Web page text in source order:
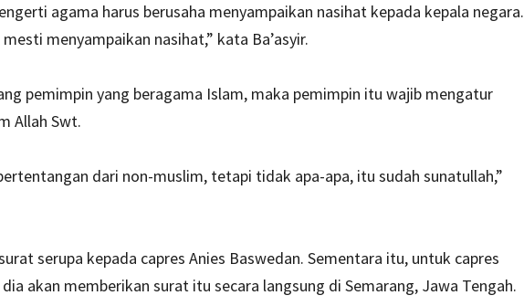
agama harus berusaha menyampaikan nasihat kepada kepala negara.
menyampaikan nasihat,” kata Ba’asyir.
pemimpin yang beragama Islam, maka pemimpin itu wajib mengatur
Allah Swt.
dari non-muslim, tetapi tidak apa-apa, itu sudah sunatullah,”
serupa kepada capres Anies Baswedan. Sementara itu, untuk capres
akan memberikan surat itu secara langsung di Semarang, Jawa Tengah.